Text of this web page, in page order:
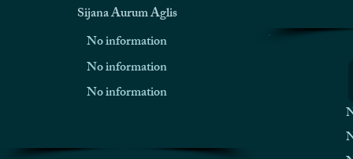
Sijana Aurum Aglis
No information
No information
No information